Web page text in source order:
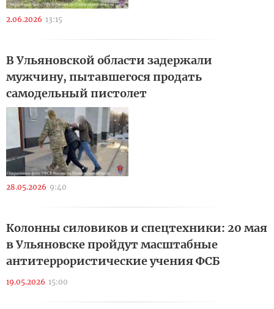
2.06.2026 13:15
В Ульяновской области задержали
мужчину, пытавшегося продать
самодельный пистолет
28.05.2026 9:40
Колонны силовиков и спецтехники: 20 мая
в Ульяновске пройдут масштабные
антитеррористические учения ФСБ
19.05.2026 15:00